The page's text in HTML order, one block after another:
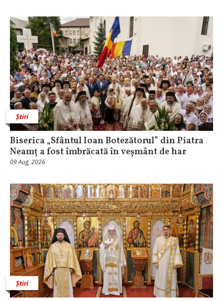
Știri
Biserica „Sfântul Ioan Botezătorul” din Piatra
Neamț a fost îmbrăcată în veșmânt de har
09 Aug, 2026
Știri